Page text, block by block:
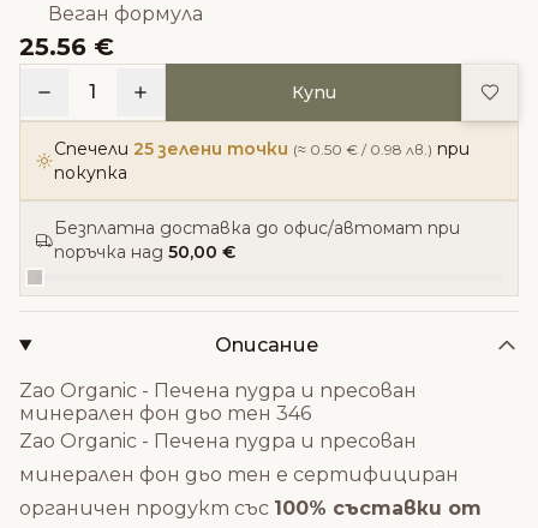
Веган формула
25.56 €
1 Купи
Спечели 25 зелени точки (≈ 0.50 € / 0.98 лв.) при
покупка
Безплатна доставка до офис/автомат при
поръчка над 50,00 €
Описание
Zao Organic - Печена пудра и пресован
минерален фон дьо тен 346
Zao Organic - Печена пудра и пресован
минерален фон дьо тен е сертифициран
органичен продукт със 100% съставки от